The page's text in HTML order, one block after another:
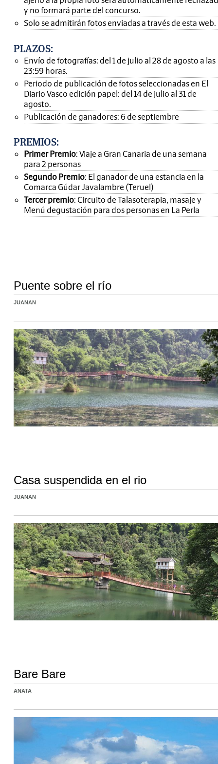
y no formará parte del concurso.
Solo se admitirán fotos enviadas a través de esta web.
PLAZOS:
Envío de fotografías: del 1 de julio al 28 de agosto a las
23:59 horas.
Periodo de publicación de fotos seleccionadas en El
Diario Vasco edición papel: del 14 de julio al 31 de
agosto.
Publicación de ganadores: 6 de septiembre
PREMIOS:
Primer Premio: Viaje a Gran Canaria de una semana
para 2 personas
Segundo Premio: El ganador de una estancia en la
Comarca Gúdar Javalambre (Teruel)
Tercer premio: Circuito de Talasoterapia, masaje y
Menú degustación para dos personas en La Perla
Puente sobre el río
JUANAN
Casa suspendida en el rio
JUANAN
Bare Bare
ANATA